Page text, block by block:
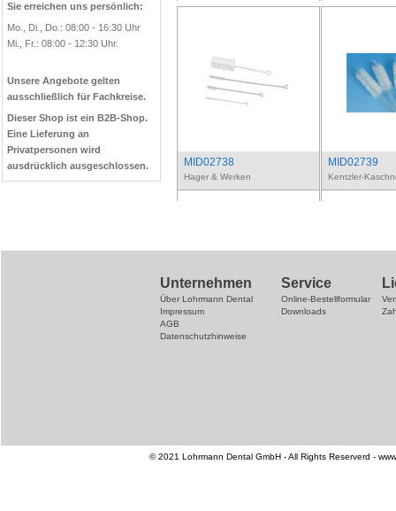
Sie erreichen uns persönlich:
Mo., Di., Do.: 08:00 - 16:30 Uhr
Mi., Fr.: 08:00 - 12:30 Uhr.
Unsere Angebote gelten
ausschließlich für Fachkreise.
Dieser Shop ist ein B2B-Shop.
Eine Lieferung an
Privatpersonen wird
ausdrücklich ausgeschlossen.
MID02738
Hager & Werken
MID02739
Kentzler-
Unternehmen
Über Lohrmann Dental
Impressum
AGB
Datenschutzhinweise
Service
Online-Bestellformular
Downloads
© 2021 Lohrmann Dental GmbH - All Rights Reserverd -